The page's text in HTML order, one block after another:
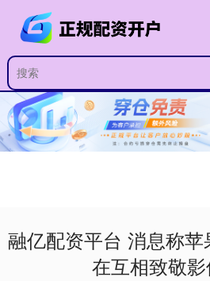
融亿配资平台 消息称
在互相致敬